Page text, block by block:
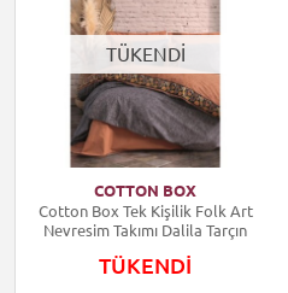
TÜKENDİ
COTTON BOX
Cotton Box Tek Kişilik Folk Art
Nevresim Takımı Dalila Tarçın
TÜKENDİ